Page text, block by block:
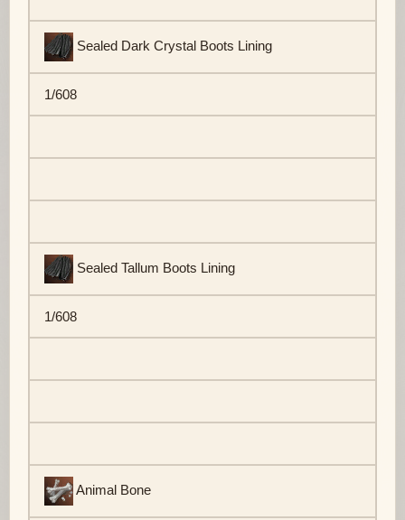
Sealed Dark Crystal Boots Lining
1/608
Sealed Tallum Boots Lining
1/608
Animal Bone